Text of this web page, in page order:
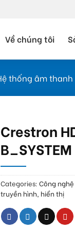
Về chúng tôi
thống âm thanh
Crestron
B_SYSTEM
Categories: Công
truyền hình, hiển thị